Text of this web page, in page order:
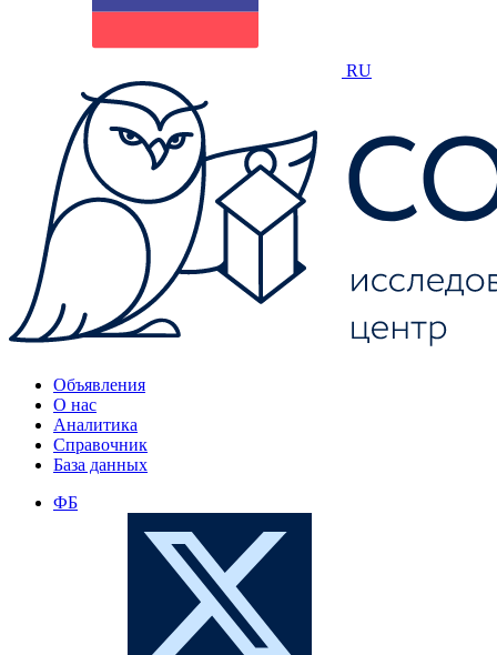
RU
Объявления
О нас
Аналитика
Справочник
База данных
ФБ